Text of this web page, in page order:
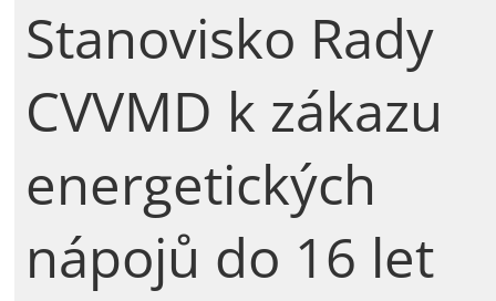
Stanovisko Rady
CVVMD k zákazu
energetických
nápojů do 16 let